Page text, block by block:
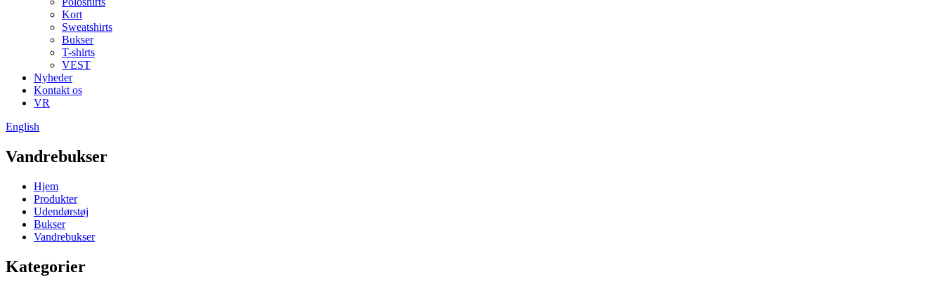
Kort
Sweatshirts
Bukser
T-shirts
VEST
Nyheder
Kontakt os
VR
English
Vandrebukser
Hjem
Produkter
Udendørstøj
Bukser
Vandrebukser
Kategorier